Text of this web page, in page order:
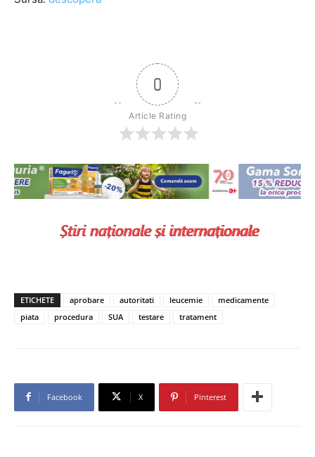
0
Article Rating
ETICHETE aprobare autoritati leucemie
medicamente
piata
procedura SUA testare tratament
Facebook X Pinterest